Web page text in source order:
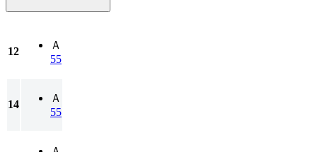
12
Ａ
55
14
Ａ
55